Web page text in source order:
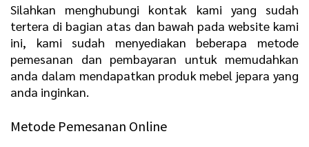
Silahkan menghubungi kontak kami yang sudah
tertera di bagian atas dan bawah pada website kami
ini, kami sudah menyediakan beberapa metode
pemesanan dan pembayaran untuk memudahkan
anda dalam mendapatkan produk mebel jepara yang
anda inginkan.
Metode Pemesanan Online